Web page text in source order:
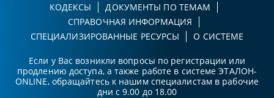
КОДЕКСЫ
ДОКУМЕНТЫ ПО ТЕМАМ
СПРАВОЧНАЯ ИНФОРМАЦИЯ
СПЕЦИАЛИЗИРОВАННЫЕ РЕСУРСЫ
О СИСТЕМЕ
Если у Вас возникли вопросы по регистрации или
продлению доступа, а также работе в системе ЭТАЛОН-
ONLINE, обращайтесь к нашим специалистам в рабочие
дни с 9.00 до 18.00